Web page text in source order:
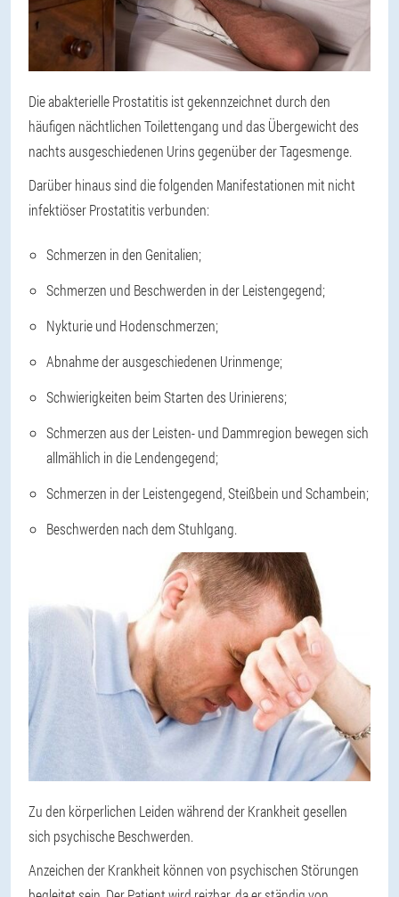
Die abakterielle Prostatitis ist gekennzeichnet durch den
häufigen nächtlichen Toilettengang und das Übergewicht des
nachts ausgeschiedenen Urins gegenüber der Tagesmenge.
Darüber hinaus sind die folgenden Manifestationen mit nicht
infektiöser Prostatitis verbunden:
Schmerzen in den Genitalien;
Schmerzen und Beschwerden in der Leistengegend;
Nykturie und Hodenschmerzen;
Abnahme der ausgeschiedenen Urinmenge;
Schwierigkeiten beim Starten des Urinierens;
Schmerzen aus der Leisten- und Dammregion bewegen sich
allmählich in die Lendengegend;
Schmerzen in der Leistengegend, Steißbein und Schambein;
Beschwerden nach dem Stuhlgang.
Zu den körperlichen Leiden während der Krankheit gesellen
sich psychische Beschwerden.
Anzeichen der Krankheit können von psychischen Störungen